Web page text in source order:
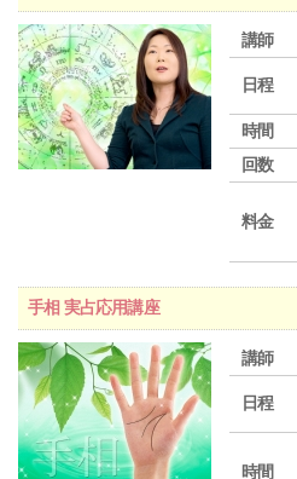
講師
日程
時間
回数
料金
手相 実占応用講座
講師
日程
時間